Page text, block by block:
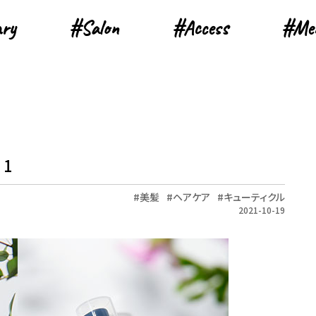
#Salon #Access
#Salon #Access
美髪 ヘアケア キューティクル
2021-10-19